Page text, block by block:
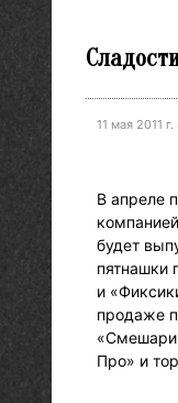
11 мая 2011
В апреле
будет
пятнашки
и
продаже
Про» и